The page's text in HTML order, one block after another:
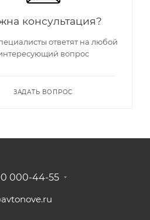
консультация?
ответят на любой
вопрос
ЗАДАТЬ ВОПРОС
000-44-55